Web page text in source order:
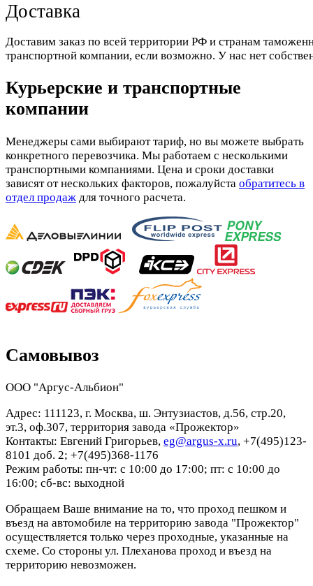
Доставка
Доставим заказ по всей территории РФ и странам
транспортной компании, если возможно. У нас нет
Курьерские и транспортные
компании
Менеджеры сами выбирают тариф, но вы можете выбрать
конкретного перевозчика. Мы работаем с несколькими
транспортными компаниями. Цена и сроки доставки
зависят от нескольких факторов, пожалуйста обратитесь в
отдел продаж для точного расчета.
Самовывоз
ООО "Аргус-Альбион"
Адрес: 111123, г. Москва, ш. Энтузиастов, д.56, стр.20,
эт.3, оф.307, территория завода «Прожектор»
Контакты: Евгений Григорьев, eg@argus-x.ru, +7(495)123-
8101 доб. 2; +7(495)368-1176
Режим работы: пн-чт: с 10:00 до 17:00; пт: с 10:00 до
16:00; сб-вс: выходной
Обращаем Ваше внимание на то, что проход пешком и
въезд на автомобиле на территорию завода "Прожектор"
осуществляется только через проходные, указанные на
схеме. Со стороны ул. Плеханова проход и въезд на
территорию невозможен.